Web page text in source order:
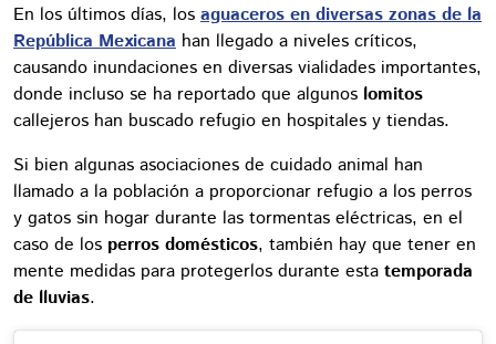
En los últimos días, los aguaceros en diversas zonas de la
República Mexicana han llegado a niveles críticos,
causando inundaciones en diversas vialidades importantes,
donde incluso se ha reportado que algunos lomitos
callejeros han buscado refugio en hospitales y tiendas.
Si bien algunas asociaciones de cuidado animal han
llamado a la población a proporcionar refugio a los perros
y gatos sin hogar durante las tormentas eléctricas, en el
caso de los perros domésticos, también hay que tener en
mente medidas para protegerlos durante esta temporada
de lluvias.